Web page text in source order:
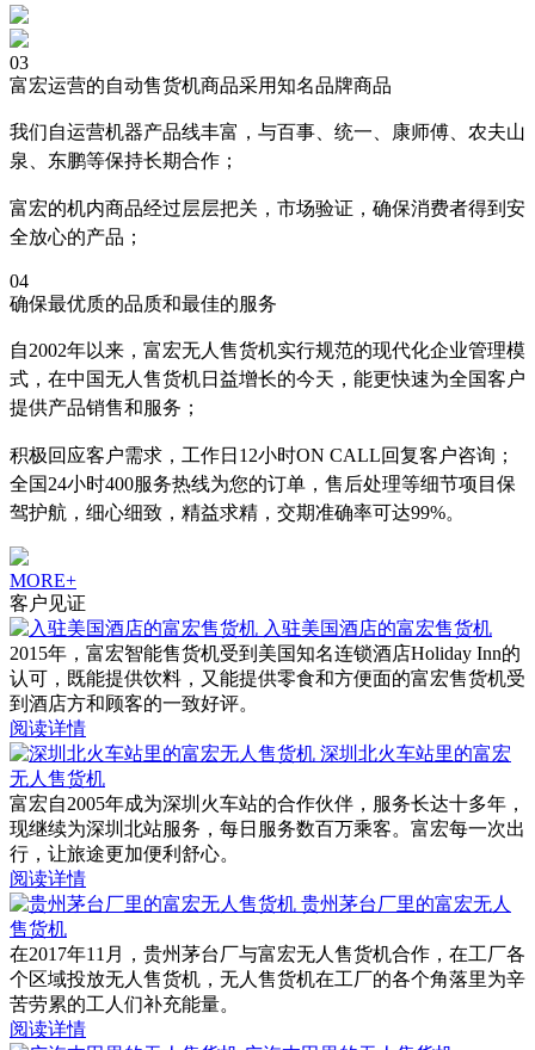
03
富宏运营的自动售货机商品采用知名品牌商品
我们自运营机器产品线丰富，与百事、统一、康师傅、农夫山
泉、东鹏等保持长期合作；
富宏的机内商品经过层层把关，市场验证，确保消费者得到安
全放心的产品；
04
确保最优质的品质和最佳的服务
自2002年以来，富宏无人售货机实行规范的现代化企业管理模
式，在中国无人售货机日益增长的今天，能更快速为全国客户
提供产品销售和服务；
积极回应客户需求，工作日12小时ON CALL回复客户咨询；
全国24小时400服务热线为您的订单，售后处理等细节项目保
驾护航，细心细致，精益求精，交期准确率可达99%。
MORE+
客户见证
入驻美国酒店的富宏售货机
2015年，富宏智能售货机受到美国知名连锁酒店Holiday Inn的
认可，既能提供饮料，又能提供零食和方便面的富宏售货机受
到酒店方和顾客的一致好评。
阅读详情
深圳北火车站里的富宏
无人售货机
富宏自2005年成为深圳火车站的合作伙伴，服务长达十多年，
现继续为深圳北站服务，每日服务数百万乘客。富宏每一次出
行，让旅途更加便利舒心。
阅读详情
贵州茅台厂里的富宏无人
售货机
在2017年11月，贵州茅台厂与富宏无人售货机合作，在工厂各
个区域投放无人售货机，无人售货机在工厂的各个角落里为辛
苦劳累的工人们补充能量。
阅读详情